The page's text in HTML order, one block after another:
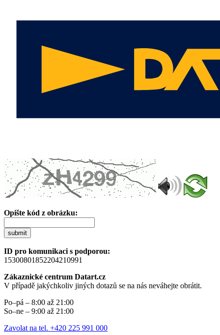
Opište kód z obrázku:
submit
ID pro komunikaci s podporou:
15300801852204210991
Zákaznické centrum Datart.cz
V případě jakýchkoliv jiných dotazů se na nás neváhejte obrátit.
Po–pá – 8:00 až 21:00
So–ne – 9:00 až 21:00
Zavolat na tel. +420 225 991 000